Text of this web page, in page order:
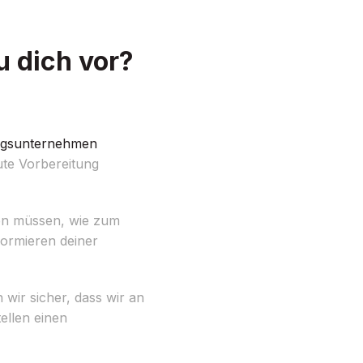
dich vor?
Vorbereitung
müssen, wie zum
deiner
wir sicher, dass wir an
einen